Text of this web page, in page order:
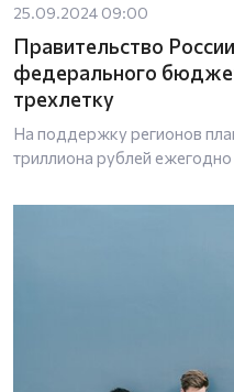
25.09.2024 09:00
Правительство
федерального
трехлетку
На поддержку регионов
триллиона рублей ежегодно